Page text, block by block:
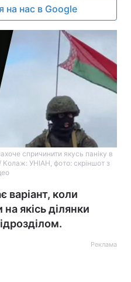
на нас в Google
спричинити якусь паніку в
Колаж: УНІАН, фото: скріншот з
коли
якісь ділянки
Реклама